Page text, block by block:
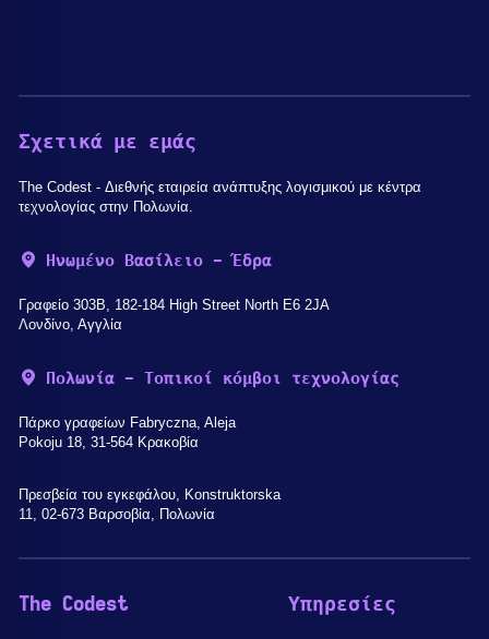
Σχετικά με εμάς
The Codest - Διεθνής εταιρεία ανάπτυξης λογισμικού με κέντρα
τεχνολογίας στην Πολωνία.
Ηνωμένο Βασίλειο - Έδρα
Γραφείο 303B, 182-184 High Street North E6 2JA
Λονδίνο, Αγγλία
Πολωνία - Τοπικοί κόμβοι τεχνολογίας
Πάρκο γραφείων Fabryczna, Aleja
Pokoju 18, 31-564 Κρακοβία
Πρεσβεία του εγκεφάλου, Konstruktorska
11, 02-673 Βαρσοβία, Πολωνία
The Codest Υπηρεσίες